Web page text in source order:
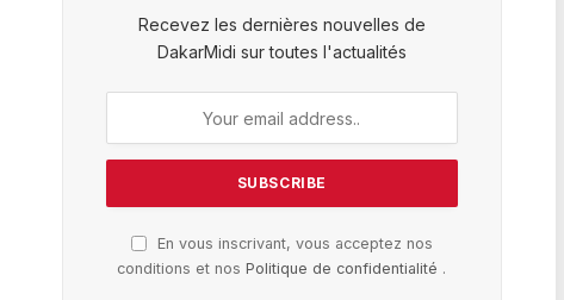
Recevez les dernières nouvelles de
DakarMidi sur toutes l'actualités
En vous inscrivant, vous acceptez nos
conditions et nosPolitique de confidentialité .